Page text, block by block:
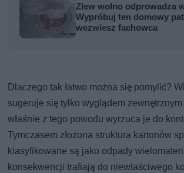
Zlew wolno odprowadza
Wypróbuj ten domowy
wezwiesz fachowca
Dlaczego tak łatwo można się pomylić?
sugeruje się tylko wyglądem
właśnie z tego powodu wyrzuca je do
Tymczasem złożona struktura kartonów
klasyfikowane są jako odpady
konsekwencji trafiają do niewłaściwego